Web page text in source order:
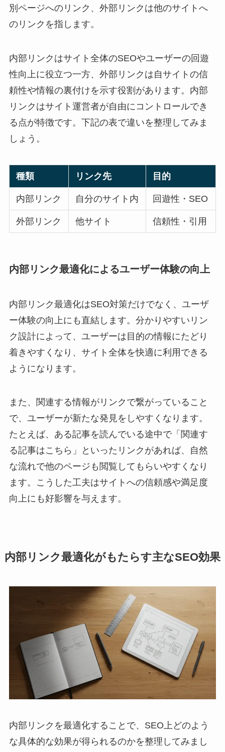
別ページへのリンク、外部リンクは他のサイトへ
のリンクを指します。
内部リンクはサイト全体のSEOやユーザーの回遊
性向上に役立つ一方、外部リンクは自サイトの信
頼性や情報の裏付けを示す役割があります。内部
リンクはサイト運営者が自由にコントロールでき
る点が特徴です。下記の表で違いを整理してみま
しょう。
種類 リンク先 目的
内部リンク 自分のサイト内 回遊性・SEO
外部リンク 他サイト 信頼性・引用
内部リンク最適化によるユーザー体験の向上
内部リンク最適化はSEO対策だけでなく、ユーザ
ー体験の向上にも直結します。分かりやすいリン
ク設計によって、ユーザーは目的の情報にたどり
着きやすくなり、サイト全体を快適に利用できる
ようになります。
また、関連する情報がリンクで繋がっていること
で、ユーザーが新たな発見をしやすくなります。
たとえば、ある記事を読んでいる途中で「関連す
る記事はこちら」といったリンクがあれば、自然
な流れで他のページも閲覧してもらいやすくなり
ます。こうした工夫はサイトへの信頼感や満足度
向上にも好影響を与えます。
内部リンク最適化がもたらす主なSEO効果
内部リンクを最適化することで、SEO上どのよう
な具体的な効果が得られるのかを整理してみまし